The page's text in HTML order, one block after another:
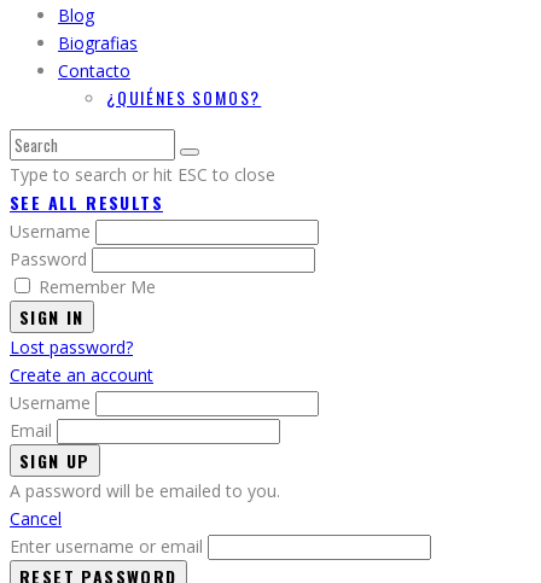
Blog
Biografias
Contacto
¿QUIÉNES SOMOS?
Type to search or hit ESC to close
SEE ALL RESULTS
Username
Password
Remember Me
SIGN IN
Lost password?
Create an account
Username
Email
A password will be emailed to you.
Cancel
Enter username or email